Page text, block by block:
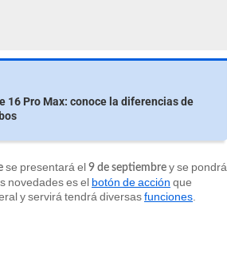
16 Pro Max: conoce la diferencias de
se presentará el 9 de septiembre y se pondrá
novedades es el botón de acción que
y servirá tendrá diversasfunciones